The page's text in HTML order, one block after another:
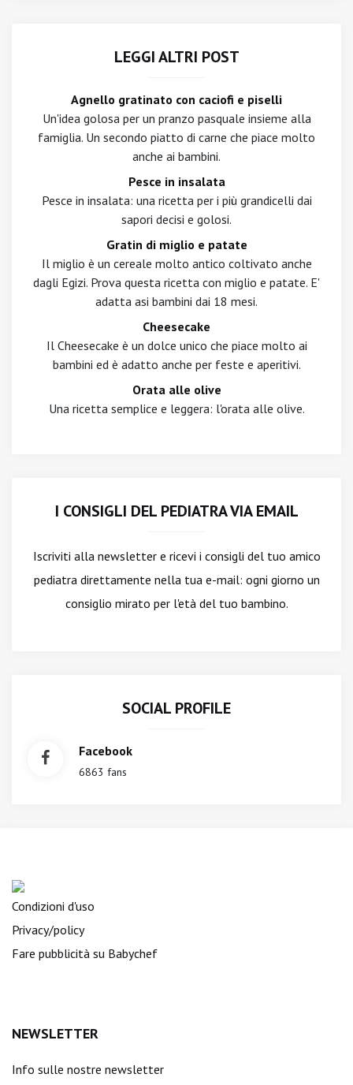
LEGGI ALTRI POST
Agnello gratinato con caciofi e piselli
Un'idea golosa per un pranzo pasquale insieme alla
famiglia. Un secondo piatto di carne che piace molto
anche ai bambini.
Pesce in insalata
Pesce in insalata: una ricetta per i più grandicelli dai
sapori decisi e golosi.
Gratin di miglio e patate
Il miglio è un cereale molto antico coltivato anche
dagli Egizi. Prova questa ricetta con miglio e patate. E'
adatta asi bambini dai 18 mesi.
Cheesecake
Il Cheesecake è un dolce unico che piace molto ai
bambini ed è adatto anche per feste e aperitivi.
Orata alle olive
Una ricetta semplice e leggera: l'orata alle olive.
I CONSIGLI DEL PEDIATRA VIA EMAIL
Iscriviti alla newslettere ricevi i consigli del tuo amico
pediatra direttamente nella tua e-mail: ogni giorno un
consiglio mirato per l'età del tuo bambino.
SOCIAL PROFILE
Facebook
6863 fans
Condizioni d'uso
Privacy/policy
Fare pubblicità su Babychef
NEWSLETTER
Info sulle nostre newsletter